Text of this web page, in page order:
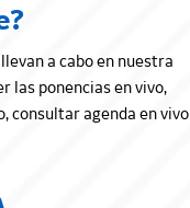
llevan a cabo en nuestra
las ponencias en vivo,
consultar agenda en vivo